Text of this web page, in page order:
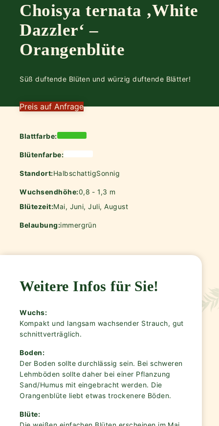
Choisya ternata ‚White
Dazzler‘ –
Orangenblüte
Süß duftende Blüten und würzig duftende Blätter!
Preis auf Anfrage
Blattfarbe:
Blütenfarbe:
Standort:HalbschattigSonnig
Wuchsendhöhe:0,8 - 1,3 m
Blütezeit:Mai, Juni, Juli, August
Belaubung:immergrün
Weitere Infos für Sie!
Wuchs:
Kompakt und langsam wachsender Strauch, gut
schnittverträglich.
Boden:
Der Boden sollte durchlässig sein. Bei schweren
Lehmböden sollte daher bei einer Pflanzung
Sand/Humus mit eingebracht werden. Die
Orangenblüte liebt etwas trockenere Böden.
Blüte: